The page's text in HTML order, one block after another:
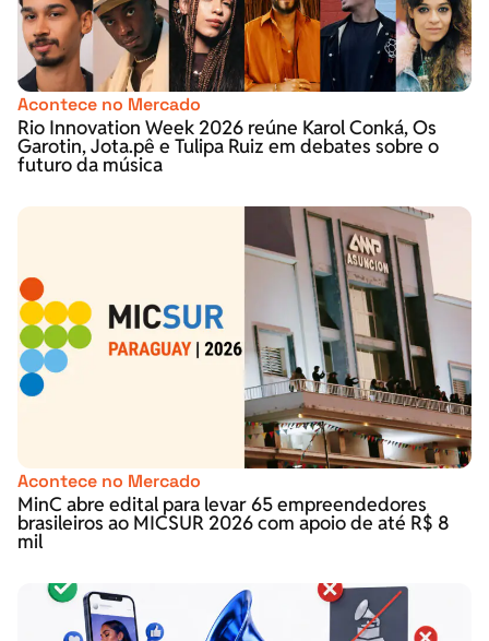
Acontece no Mercado
Rio Innovation Week 2026 reúne Karol Conká, Os
Garotin, Jota.pê e Tulipa Ruiz em debates sobre o
futuro da música
Acontece no Mercado
MinC abre edital para levar 65 empreendedores
brasileiros ao MICSUR 2026 com apoio de até R$ 8
mil